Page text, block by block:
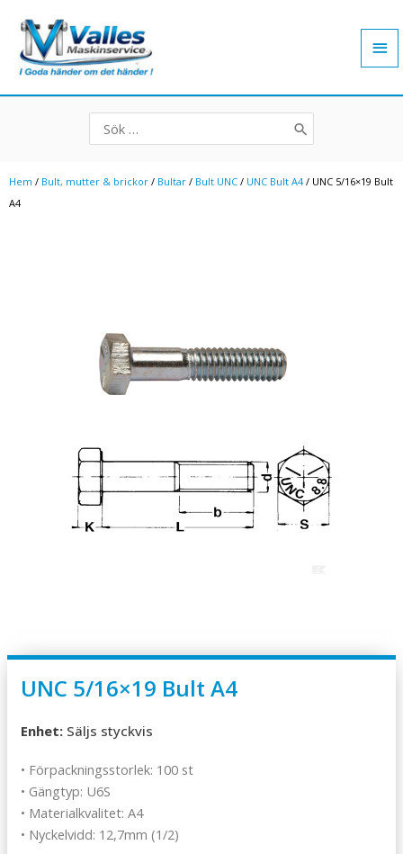
innehåll
Search
for:
Hem / Bult, mutter & brickor / Bultar / Bult UNC / UNC Bult A4/ UNC 5/16×19 Bult
A4
UNC 5/16×19 Bult A4
Enhet: Säljs styckvis
• Förpackningsstorlek: 100 st
• Gängtyp: U6S
• Materialkvalitet: A4
• Nyckelvidd: 12,7mm (1/2)